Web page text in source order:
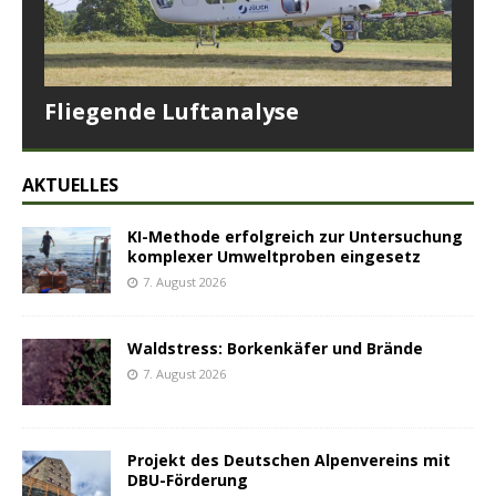
Fliegende Luftanalyse
AKTUELLES
KI-Methode erfolgreich zur Untersuchung
komplexer Umweltproben eingesetz
7. August 2026
Waldstress: Borkenkäfer und Brände
7. August 2026
Projekt des Deutschen Alpenvereins mit
DBU-Förderung